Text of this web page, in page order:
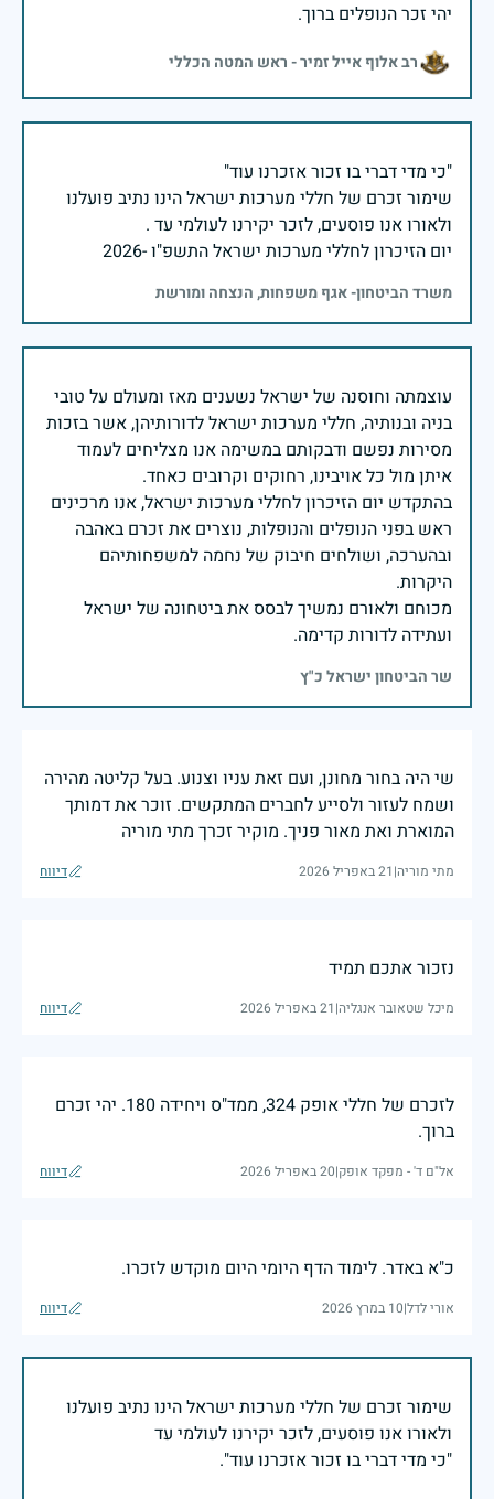
יהי זכר הנופלים ברוך.
רב אלוף אייל זמיר - ראש המטה הכללי
שימור זכרם של חללי מערכות ישראל הינו נתיב פועלנו
יום הזיכרון לחללי מערכות ישראל התשפ"ו -2026
משרד הביטחון- אגף משפחות, הנצחה ומורשת
עוצמתה וחוסנה של ישראל נשענים מאז ומעולם על טובי
בניה ובנותיה, חללי מערכות ישראל לדורותיהן, אשר בזכות
מסירות נפשם ודבקותם במשימה אנו מצליחים לעמוד
בהתקדש יום הזיכרון לחללי מערכות ישראל, אנו מרכינים
ראש בפני הנופלים והנופלות, נוצרים את זכרם באהבה
ובהערכה, ושולחים חיבוק של נחמה למשפחותיהם
מכוחם ולאורם נמשיך לבסס את ביטחונה של ישראל
ועתידה לדורות קדימה.
שר הביטחון ישראל כ"ץ
שי היה בחור מחונן, ועם זאת עניו וצנוע. בעל קליטה מהירה
ושמח לעזור ולסייע לחברים המתקשים. זוכר את דמותך
המוארת ואת מאור פניך. מוקיר זכרך מתי מוריה
מתי מוריה|21 באפריל 2026 דיווח
נזכור אתכם תמיד
מיכל שטאובר אנגליה|21 באפריל 2026 דיווח
לזכרם של חללי אופק 324, ממד"ס ויחידה 180. יהי זכרם
ברוך.
אל"ם ד' - מפקד אופק|20 באפריל 2026 דיווח
כ"א באדר. לימוד הדף היומי היום מוקדש לזכרו.
אורי לדל|10 במרץ 2026 דיווח
שימור זכרם של חללי מערכות ישראל הינו נתיב פועלנו